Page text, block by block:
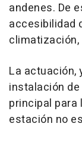
andenes. De
accesibilidad
La actuación,
instalación
principal para
estación no